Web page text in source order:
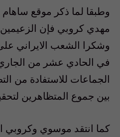
وطبقا لما ذكر موقع
مهدي كروبي فإن
وشكرا الشعب الايراني
في الحادي عشر من
الجماعات للاستفادة من
بين جموع المتظاهرين
كما انتقد موسوي وكروبي